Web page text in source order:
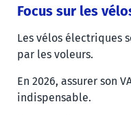
Focus sur les
Les vélos électriques
par les voleurs.
En 2026, assurer son
indispensable.